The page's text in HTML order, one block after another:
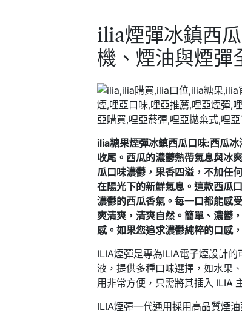
ilia煙彈冰鎮西
機、煙油與煙彈
ilia糖果煙彈冰鎮西瓜口味:西瓜
收尾。西瓜的濃鬱熱帶氣息與冰
瓜口味濃鬱，果香四溢，不加任
在陽光下的新鮮氣息。這款西瓜
濃鬱的西瓜香氣。每一口都能感
爽清爽，清爽自然。簡單、濃鬱
感。如果您追求濃鬱純粹的口感
ILIA煙彈是專為ILIA電子煙設計
液，提供多種口味選擇，如水果
用非常方便，只需將其插入 ILIA
ILIA煙彈一代通用採用高品質煙